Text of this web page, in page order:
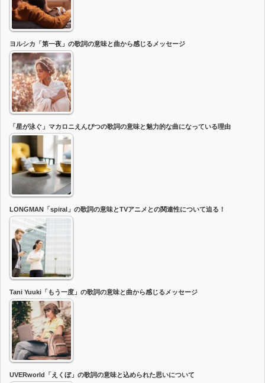
ヨルシカ「第一夜」の歌詞の意味と曲から感じるメッセージ
「星が泳ぐ」マカロニえんぴつの歌詞の意味と魅力的な曲になっている理由
LONGMAN「spiral」の歌詞の意味とTVアニメとの関連性について迫る！
Tani Yuuki「もう一度」の歌詞の意味と曲から感じるメッセージ
UVERworld「えくぼ」の歌詞の意味と込められた思いについて